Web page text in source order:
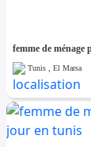
femme de
Tunis , El Marsa